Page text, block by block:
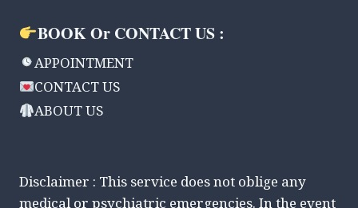
BOOK Or CONTACT US :
APPOINTMENT
CONTACT US
ABOUT US
Disclaimer : This service does not oblige any